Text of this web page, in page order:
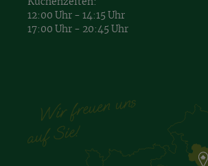
12:00 Uhr - 14:15 Uhr
17:00 Uhr - 20:45 Uhr